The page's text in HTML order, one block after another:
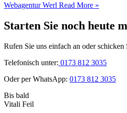
Webagentur Werl Read More »
Starten Sie noch heute
Rufen Sie uns einfach an oder
Telefonisch unter: 0173 812 3035
Oder per WhatsApp: 0173 812 3035
Bis bald
Vitali Feil